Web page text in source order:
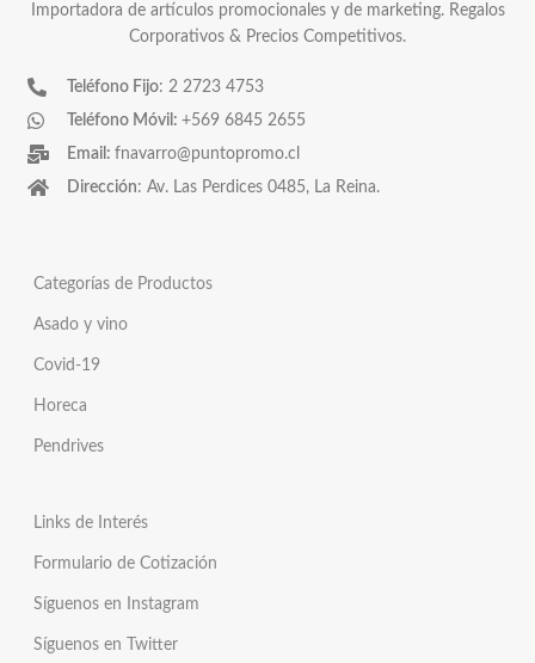
Importadora de artículos promocionales y de marketing. Regalos
Corporativos & Precios Competitivos.
Teléfono Fijo: 2 2723 4753
Teléfono Móvil: +569 6845 2655
Email: fnavarro@puntopromo.cl
Dirección: Av. Las Perdices 0485, La Reina.
Categorías de Productos
Asado y vino
Covid-19
Horeca
Pendrives
Links de Interés
Formulario de Cotización
Síguenos en Instagram
Síguenos en Twitter